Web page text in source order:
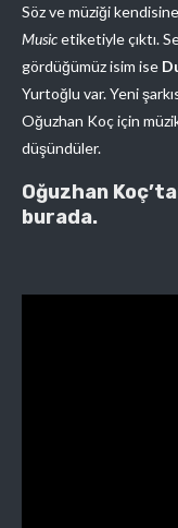
Söz ve müziği
Musicetiketiyle çıktı.
gördüğümüz isim ise
Yurtoğlu var. Yeni
Oğuzhan Koç için
düşündüler.
Oğuzhan
burada.